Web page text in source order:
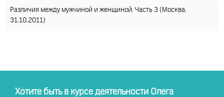
Различия между мужчиной и женщиной. Часть 3 (Москва,
31.10.2011)
Хотите быть в курсе деятельности Олега